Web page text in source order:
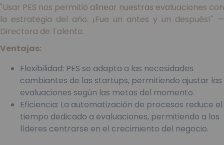
"Usar PES nos permitió alinear nuestras evaluaciones con
la estrategia del año. ¡Fue un antes y un después!" —
Directora de Talento.
Ventajas:
Flexibilidad: PES se adapta a las necesidades
cambiantes de las startups, permitiendo ajustar las
evaluaciones según las metas del momento.
Eficiencia: La automatización de procesos reduce el
tiempo dedicado a evaluaciones, permitiendo a los
líderes centrarse en el crecimiento del negocio.